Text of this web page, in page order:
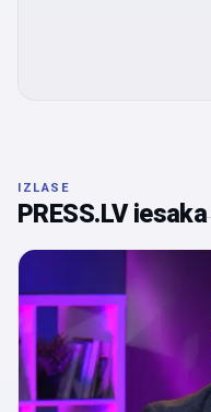
IZLASE
PRESS.LV iesaka